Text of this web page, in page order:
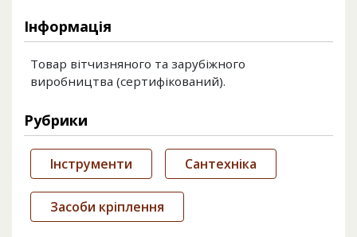
Інформація
Товар вітчизняного та зарубіжного
виробництва (сертифікований).
Рубрики
Інструменти Сантехніка
Засоби кріплення